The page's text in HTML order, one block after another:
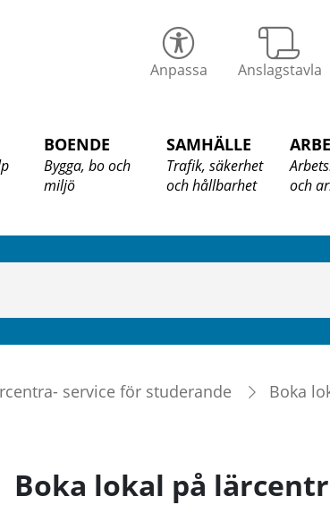
Anpassa Anslagstavla
BOENDE
Bygga, bo och
miljö
SAMHÄLLE
Trafik, säkerhet
och hållbarhet
och
service för studerande Boka
Boka lokal på